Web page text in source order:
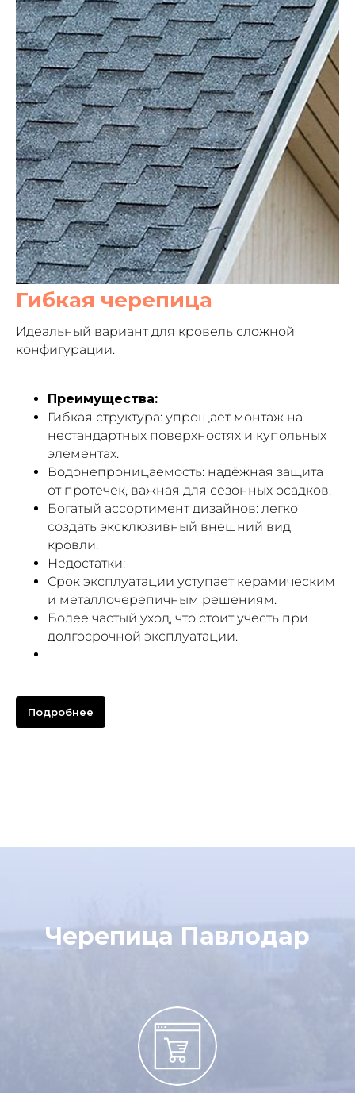
Гибкая черепица
Идеальный вариант для кровель сложной
конфигурации.
Преимущества:
Гибкая структура: упрощает монтаж на
нестандартных поверхностях и купольных
элементах.
Водонепроницаемость: надёжная защита
от протечек, важная для сезонных осадков.
Богатый ассортимент дизайнов: легко
создать эксклюзивный внешний вид
кровли.
Недостатки:
Срок эксплуатации уступает керамическим
и металлочерепичным решениям.
Более частый уход, что стоит учесть при
долгосрочной эксплуатации.
Подробнее
Черепица Павлодар